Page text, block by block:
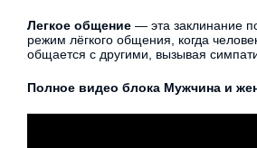
Легкое общение — эта заклинание
режим лёгкого общения, когда
общается с другими, вызывая
Полное видео блока Мужчина и